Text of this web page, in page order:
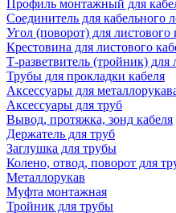
Профиль монтажный для
Соединитель для кабельного
Угол (поворот) для листового
Крестовина для листового
Т-разветвитель (тройник) для
Трубы для прокладки кабеля
Аксессуары для
Аксессуары для труб
Вывод, протяжка, зонд кабеля
Держатель для труб
Заглушка для трубы
Колено, отвод, поворот для
Металлорукав
Муфта монтажная
Тройник для трубы